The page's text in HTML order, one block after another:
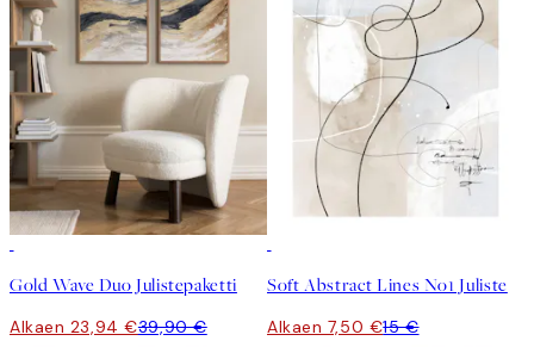
Gold Wave Duo Julistepaketti
Alkaen 23,94 €39,90 €
Soft Abstract Lines No1 Juliste
Alkaen 7,50 €15 €